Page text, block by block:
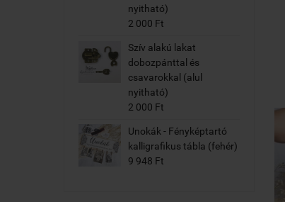
nyitható)
2 000 Ft
Szív alakú lakat
dobozpánttal és
csavarokkal (alul
nyitható)
2 000 Ft
Unokák - Fényképtartó
kalligrafikus tábla (fehér)
9 948 Ft